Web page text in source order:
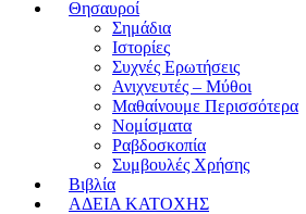
Θησαυροί
Σημάδια
Ιστορίες
Συχνές Ερωτήσεις
Ανιχνευτές – Μύθοι
Μαθαίνουμε Περισσότερα
Νομίσματα
Ραβδοσκοπία
Συμβουλές Χρήσης
Βιβλία
ΑΔΕΙΑ ΚΑΤΟΧΗΣ